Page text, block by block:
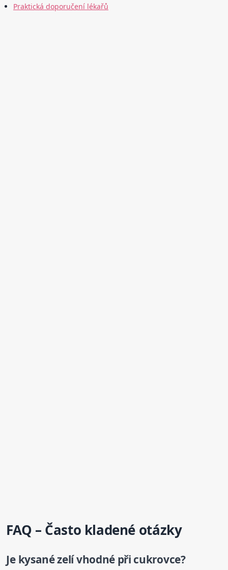
Praktická doporučení lékařů
FAQ – Často kladené otázky
Je kysanézelívhodné při cukrovce?